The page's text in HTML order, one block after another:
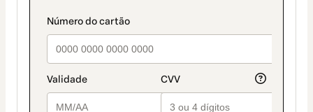
pagamento